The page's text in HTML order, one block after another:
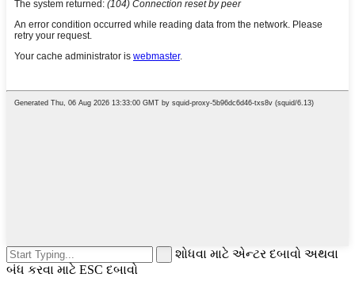
શોધવા માટે એન્ટર દબાવો અથવા
બંધ કરવા માટે ESC દબાવો